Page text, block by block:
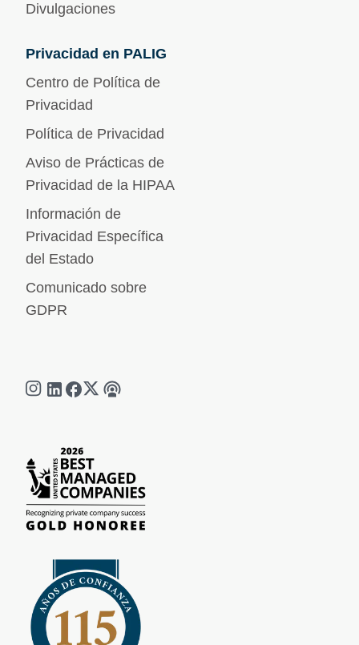
Divulgaciones
Privacidad en PALIG
Centro de Política de
Privacidad
Política de Privacidad
Aviso de Prácticas de
Privacidad de la HIPAA
Información de
Privacidad Específica
del Estado
Comunicado sobre
GDPR